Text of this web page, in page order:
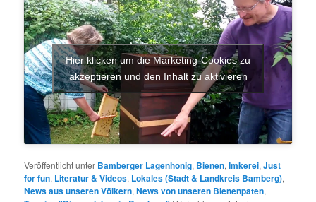
Hier klicken um die Marketing-Cookies zu
akzeptieren und den Inhalt zu aktivieren
Veröffentlicht unter Bamberger Lagenhonig, Bienen,Imkerei,Just
for fun, Literatur & Videos, Lokales (Stadt & Landkreis Bamberg),
News aus unseren Völkern,News von unseren Bienenpaten,